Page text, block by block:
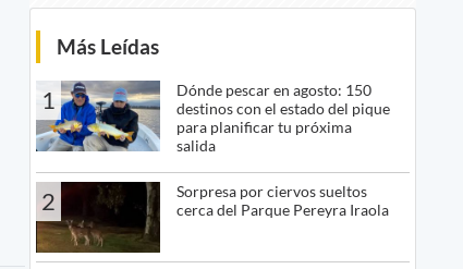
Más Leídas
1
Dónde pescar en agosto: 150
destinos con el estado del pique
para planificar tu próxima
salida
2
Sorpresa por ciervos sueltos
cerca del Parque Pereyra Iraola